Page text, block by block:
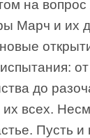
на
Марч и их
до
их всех.
Пусть и